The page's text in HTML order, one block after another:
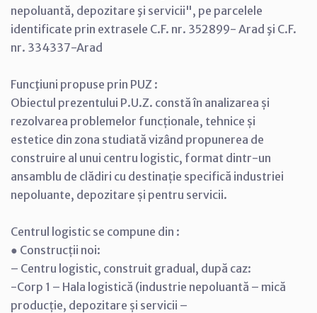
nepoluantă, depozitare şi servicii", pe parcelele
identificate prin extrasele C.F. nr. 352899- Arad şi C.F.
nr. 334337-Arad
Funcţiuni propuse prin PUZ :
Obiectul prezentului P.U.Z. constă în analizarea și
rezolvarea problemelor funcționale, tehnice și
estetice din zona studiată vizând propunerea de
construire al unui centru logistic, format dintr-un
ansamblu de clădiri cu destinație specifică industriei
nepoluante, depozitare și pentru servicii.
Centrul logistic se compune din :
● Construcții noi:
– Centru logistic, construit gradual, după caz:
-Corp 1 – Hala logistică (industrie nepoluantă – mică
producție, depozitare și servicii –